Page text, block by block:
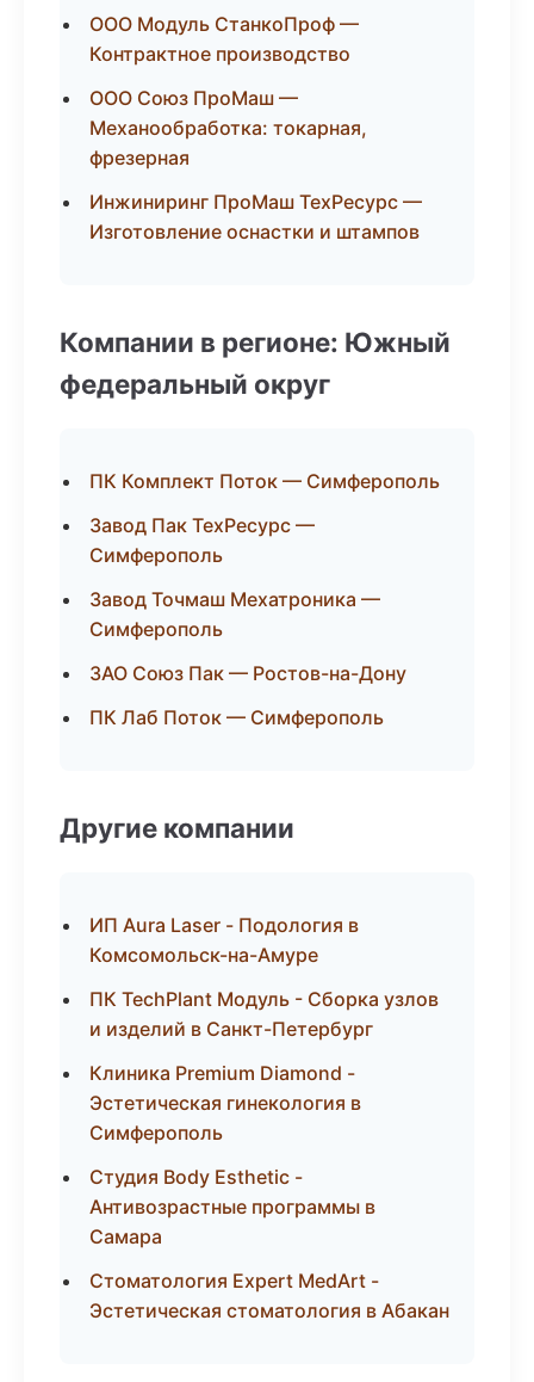
ООО Модуль СтанкоПроф —
Контрактное производство
ООО Союз ПроМаш —
Механообработка: токарная,
фрезерная
Инжиниринг ПроМаш ТехРесурс —
Изготовление оснастки и штампов
Компании в регионе: Южный
федеральный округ
ПК Комплект Поток — Симферополь
Завод Пак ТехРесурс —
Симферополь
Завод Точмаш Мехатроника —
Симферополь
ЗАО Союз Пак — Ростов-на-Дону
ПК Лаб Поток — Симферополь
Другие компании
ИП Aura Laser - Подология в
Комсомольск-на-Амуре
ПК TechPlant Модуль - Сборка узлов
и изделий в Санкт-Петербург
Клиника Premium Diamond -
Эстетическая гинекология в
Симферополь
Студия Body Esthetic -
Антивозрастные программы в
Самара
Стоматология Expert MedArt -
Эстетическая стоматология в Абакан